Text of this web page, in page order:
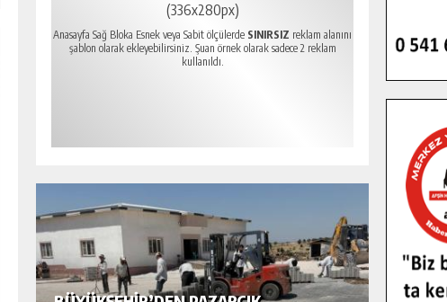
(336x280px)
Anasayfa Sağ Bloka Esnek veya Sabit ölçülerde SINIRSIZ reklam alanını
şablon olarak ekleyebilirsiniz. Şuan örnek olarak sadece 2 reklam
kullanıldı.